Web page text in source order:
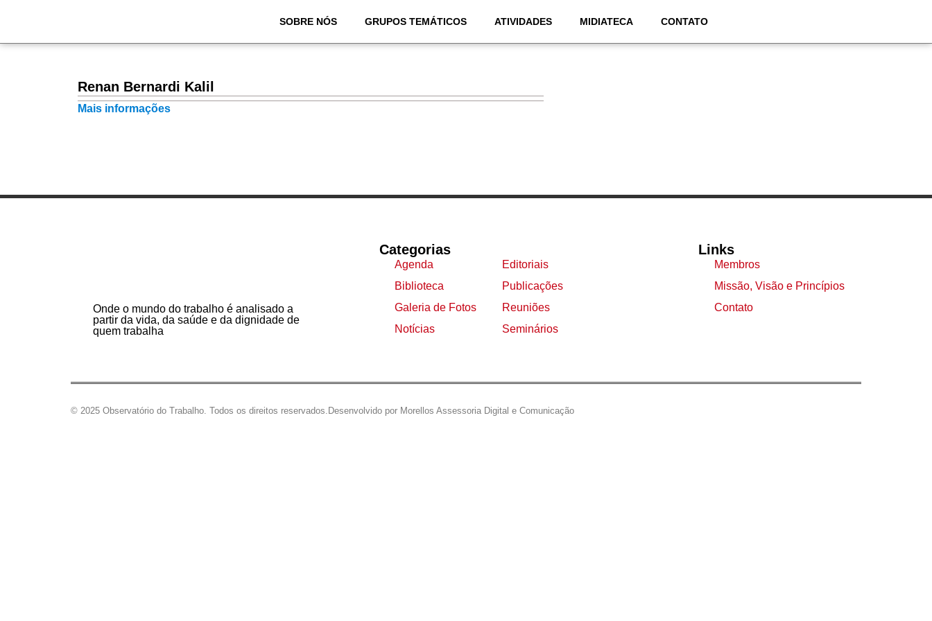
SOBRE NÓS GRUPOS TEMÁTICOS ATIVIDADES MIDIATECA CONTATO
Renan Bernardi Kalil
Mais informações
Onde o mundo do trabalho é analisado a
partir da vida, da saúde e da dignidade de
quem trabalha
Categorias
Agenda
Biblioteca
Galeria de Fotos
Notícias
Editoriais
Publicações
Reuniões
Seminários
Links
Membros
Missão, Visão e Princípios
Contato
© 2025 Observatório do Trabalho. Todos os direitos reservados. Desenvolvido por Morellos Assessoria Digital e Comunicação